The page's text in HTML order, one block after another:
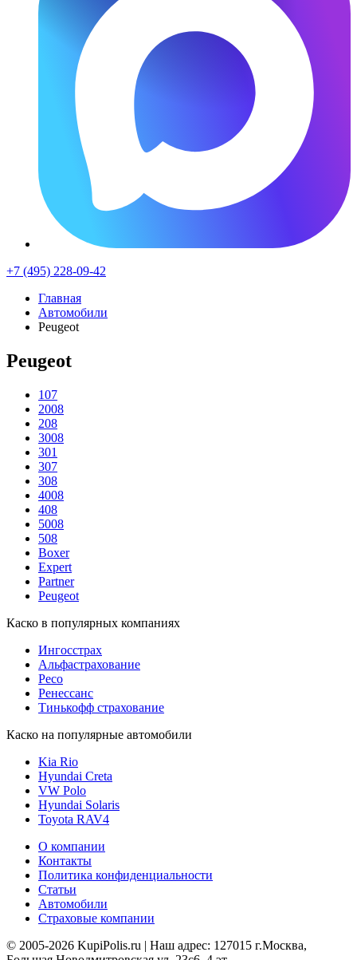
+7 (495) 228-09-42
Главная
Автомобили
Peugeot
Peugeot
107
2008
208
3008
301
307
308
4008
408
5008
508
Boxer
Expert
Partner
Peugeot
Каско в популярных компаниях
Ингосстрах
Альфастрахование
Ресо
Ренессанс
Тинькофф страхование
Каско на популярные автомобили
Kia Rio
Hyundai Creta
VW Polo
Hyundai Solaris
Toyota RAV4
О компании
Контакты
Политика конфиденциальности
Статьи
Автомобили
Страховые компании
© 2005-2026 KupiPolis.ru | Наш адрес: 127015 г.Москва,